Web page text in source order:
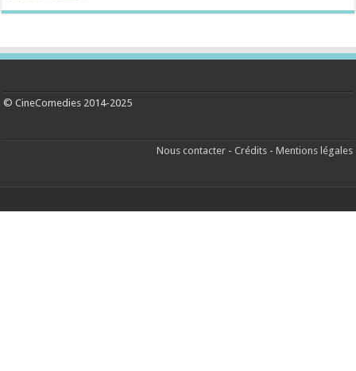
© CineComedies 2014-2025
Nous contacter- Crédits- Mentions légales